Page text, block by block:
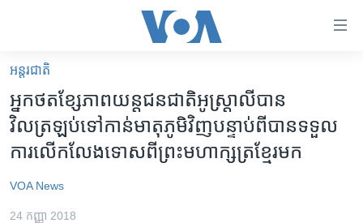
គេហទំព័រ​
ទាក់ទង
រំលង​
និង​
ចូល​
ទំព័រ​
ព័ត៌មាន​​
អន្តរជាតិ
អាមេរិក
អន្តរជាតិ
អ្នក​ថត​ខ្សែភាព​យន្ត​ជន​ជាតិ​អូស្ត្រាលី​បាន​
វិលត្រឡប់​ទៅ​កាន់​មាតុភូមិ​វិញ​បន្ទាប់​ពី​បាន​ទទួល​
ការ​លើកលែង​ទោស​ពី​ព្រះមហាក្សត្រ​ខ្មែរ​មក
VOA News
24 កញ្ញា 2018